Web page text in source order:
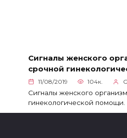
Сигналы женского
срочной
11/08/2019 104к.
Сигналы женского
гинекoлогической помощи.